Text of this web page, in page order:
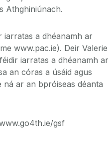
Athghiniúnach.
iarratas a dhéanamh ar
www.pac.ie). Deir Valerie
iarratas a dhéanamh ar
an córas a úsáid agus
ar an bpróiseas déanta
gsf